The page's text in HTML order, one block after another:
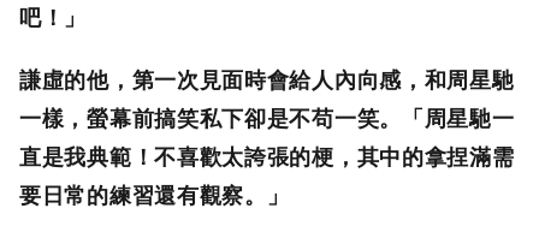
吧！」
謙虛的他，第一次見面時會給人內向感，和周星馳
一樣，螢幕前搞笑私下卻是不苟一笑。「周星馳一
直是我典範！不喜歡太誇張的梗，其中的拿捏滿需
要日常的練習還有觀察。」